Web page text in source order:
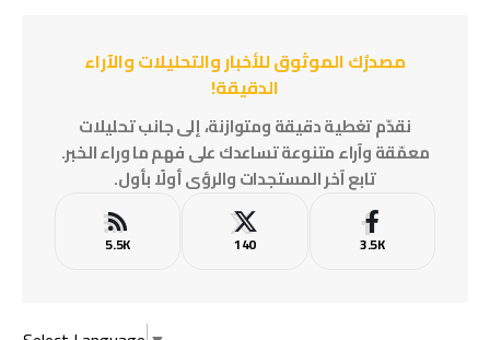
مصدرُك الموثوق للأخبار والتحليلات والآراء
الدقيقة!
نقدّم تغطية دقيقة ومتوازنة، إلى جانب تحليلات
معمّقة وآراء متنوعة تساعدك على فهم ما وراء الخبر.
تابع آخر المستجدات والرؤى أولًا بأول.
3.5K
140
5.5K